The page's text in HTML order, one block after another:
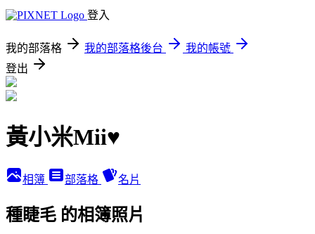
登入
我的部落格 我的部落格後台
我的帳號
登出
黃小米Mii♥
相簿 部落格 名片
種睫毛 的相簿照片